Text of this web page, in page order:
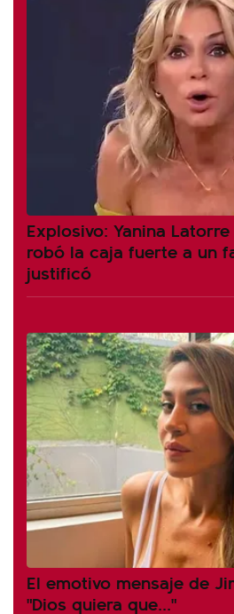
Explosivo: Yanina
robó la caja fuerte a un
justificó
El emotivo mensaje de
"Dios quiera que..."